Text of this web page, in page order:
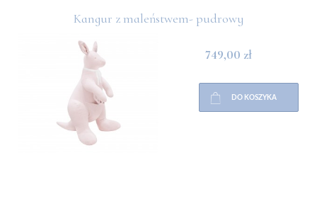
Kangur z maleństwem- pudrowy
749,00 zł
DO KOSZYKA